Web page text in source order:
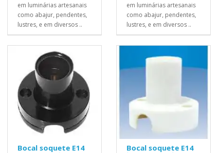
em luminárias artesanais
como abajur, pendentes,
lustres, e em diversos ..
em luminárias artesanais
como abajur, pendentes,
lustres, e em diversos ..
Bocal soquete E14
Bocal soquete E14